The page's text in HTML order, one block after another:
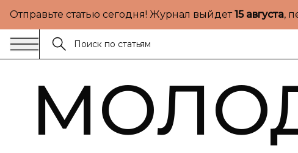
Отправьте статью сегодня! Журнал выйдет15 августа,